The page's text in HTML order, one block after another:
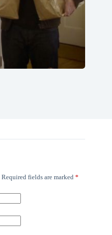
Required fields are marked *